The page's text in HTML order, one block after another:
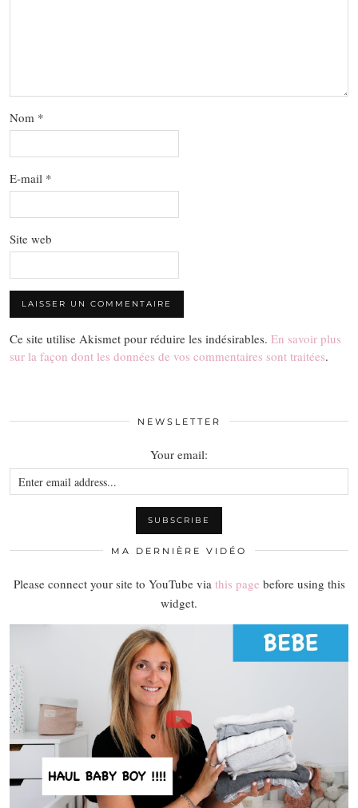
Nom *
E-mail *
Site web
Ce site utilise Akismet pour réduire les indésirables. En savoir plus
sur la façon dont les données de vos commentaires sont traitées.
NEWSLETTER
Your email:
MA DERNIÈRE VIDÉO
Please connect your site to YouTube via this page before using this
widget.